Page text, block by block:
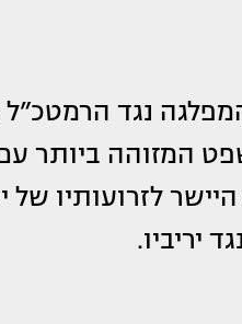
נגד הרמטכ”ל
המזוהה ביותר
לזרועותיו של
יריביו.